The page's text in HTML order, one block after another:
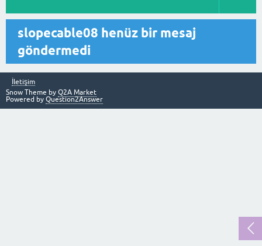
slopecable08 henüz bir mesaj
göndermedi
İletişim
Snow Theme by Q2A Market
Powered by Question2Answer